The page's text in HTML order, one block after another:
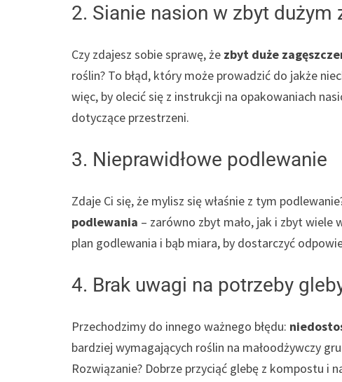
2. Sianie nasion w zbyt dużym
Czy zdajesz sobie sprawę, że zbyt duże
roślin? To błąd, który może prowadzić do jakże
więc, by olecić się z instrukcji na opakowaniach
dotyczące przestrzeni.
3. Nieprawidłowe podlewanie
Zdaje Ci się, że mylisz się właśnie z tym
podlewania – zarówno zbyt mało, jak i zbyt
plan godlewania i bąb miara, by dostarczyć
4. Brak uwagi na potrzeby
Przechodzimy do innego ważnego błędu:
bardziej wymagających roślin na małoodżywczy
Rozwiązanie? Dobrze przyciąć glebę z kompostu i